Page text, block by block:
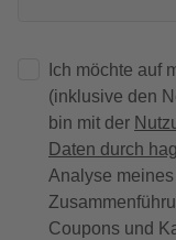
Ich möchte auf
(inklusive den
bin mit der
Daten durch
Analyse
Coupons und